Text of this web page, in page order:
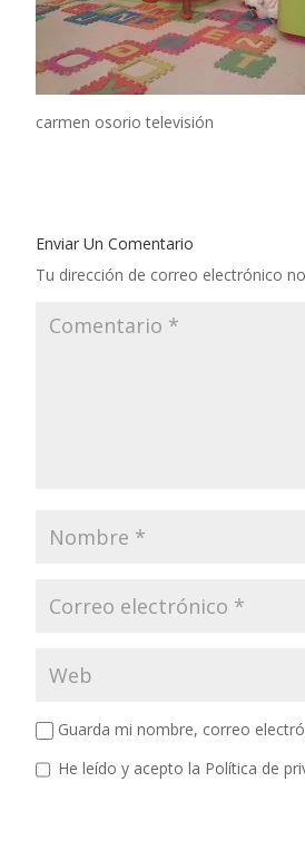
carmen osorio televisión
Enviar Un Comentario
Tu dirección de correo electrónico
Guarda mi nombre, correo
He leído y acepto la Política de